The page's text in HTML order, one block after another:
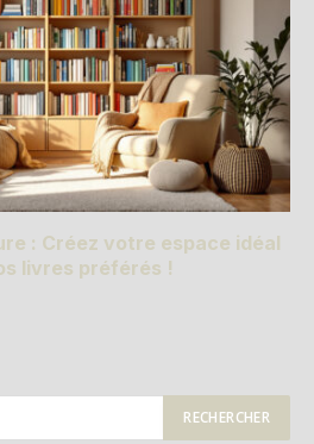
: Créez votre espace idéal
livres préférés !